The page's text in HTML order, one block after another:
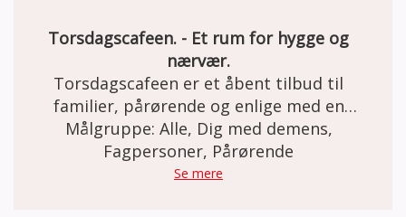
Torsdagscafeen. - Et rum for hygge og
nærvær.
Torsdagscafeen er et åbent tilbud til
familier, pårørende og enlige med en
demenssygdom samt efterlevere fra hele
Nordsjælland. Det er gratis at deltage. Man
behøver ikke være medlem af foreningen for
Målgruppe: Alle, Dig med demens,
Fagpersoner, Pårørende
Se mere